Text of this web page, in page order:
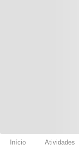
Início Atividades